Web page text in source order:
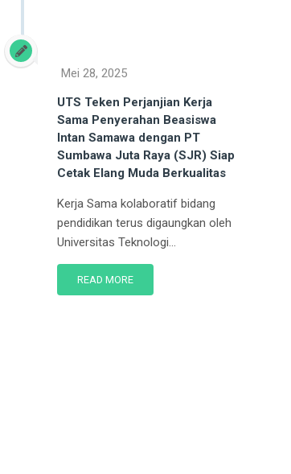
UTS Teken Perjanjian Kerja
Sama Penyerahan Beasiswa
Intan Samawa dengan PT
Sumbawa Juta Raya (SJR) Siap
Cetak Elang Muda Berkualitas
Kerja Sama kolaboratif bidang
pendidikan terus digaungkan oleh
Universitas Teknologi...
READ MORE
Mei 28, 2025